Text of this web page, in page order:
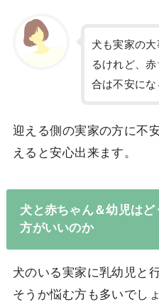
犬も実家の
るけれど、
合は不安に
迎える側の実家の方に不
えると安心出来ます。
犬と赤ちゃん＆幼児は
方がいいのか
犬のいる実家に乳幼児と
そうか悩む方も多いでしょ